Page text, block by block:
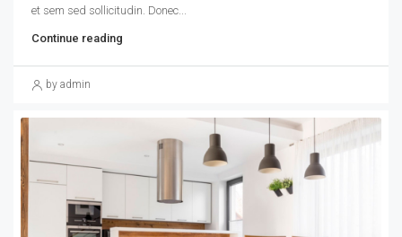
et sem sed sollicitudin. Donec...
Continue reading
by admin